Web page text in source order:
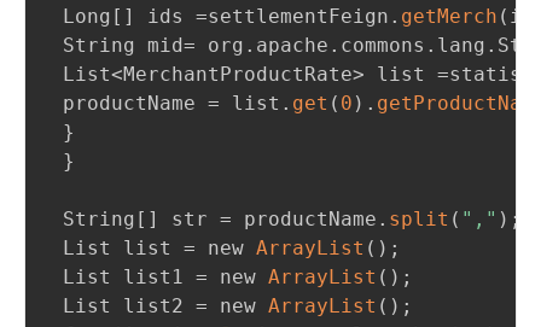
Long[] ids =settlementFeign. getMerch ( id
String mid=
List<MerchantProductRate> list
productName = list. get ( 0 ) .
}
}
String[] str = productName. split ( "," ) ;
List list = new ArrayList ( ) ;
List list1 = new ArrayList ( ) ;
List list2 = new ArrayList ( ) ;